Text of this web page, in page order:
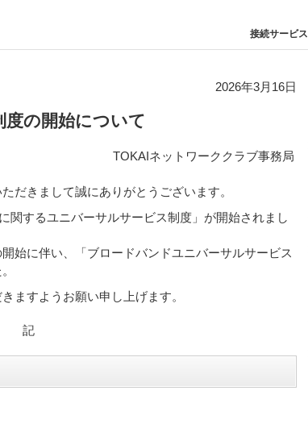
接続サービス
2026年3月16日
の開始について
TOKAIネットワーククラブ事務局
だきまして誠にありがとうございます。
関するユニバーサルサービス制度」が開始されまし
始に伴い、「ブロードバンドユニバーサルサービス
ますようお願い申し上げます。
記